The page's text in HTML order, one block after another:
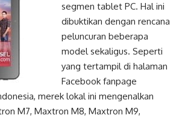
segmen tablet PC. Hal ini
dibuktikan dengan rencana
peluncuran beberapa
model sekaligus. Seperti
yang tertampil di halaman
Facebook fanpage
merek lokal ini mengenalkan
M7, Maxtron M8, Maxtron M9,